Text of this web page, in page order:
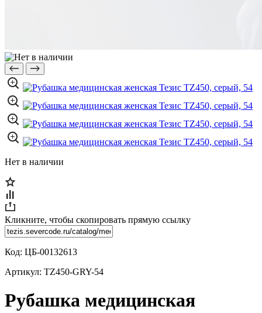
Нет в наличии
Кликните, чтобы скопировать прямую ссылку
Код: ЦБ-00132613
Артикул: TZ450-GRY-54
Рубашка медицинская